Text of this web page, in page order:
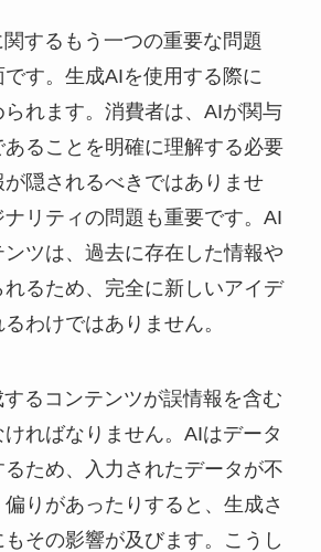
するもう一つの重要な問題
す。生成AIを使用する際に
れます。消費者は、AIが関与
あることを明確に理解する必要
隠されるべきではありませ
リティの問題も重要です。AI
ツは、過去に存在した情報や
るため、完全に新しいアイデ
わけではありません。
るコンテンツが誤情報を含む
ればなりません。AIはデータ
ため、入力されたデータが不
りがあったりすると、生成さ
その影響が及びます。こうし